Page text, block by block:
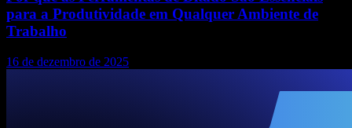
para a Produtividade em Qualquer Ambiente de
Trabalho
16 de dezembro de 2025